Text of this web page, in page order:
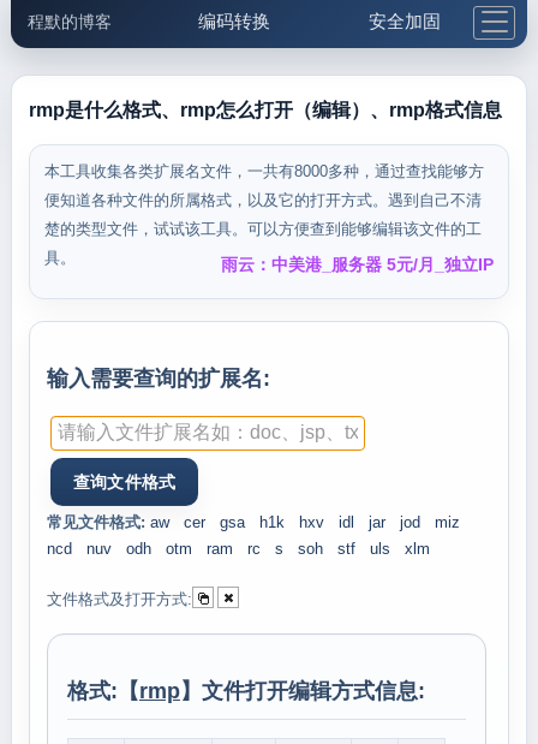
程默的博客 编码转换 安全加固
邮件工具 生活便民 更多工具
5.1支付宝大红包
rmp是什么格式、rmp怎么打开（编辑）、rmp格式信息
本工具收集各类扩展名文件，一共有8000多种，通过查找能够方
便知道各种文件的所属格式，以及它的打开方式。遇到自己不清
楚的类型文件，试试该工具。可以方便查到能够编辑该文件的工
具。
雨云：中美港_服务器 5元/月_独立IP
输入需要查询的扩展名:
常见文件格式: aw cer gsa h1k hxv idl jar jod
miz
ncd
nuv odh otm ram rc s soh stf uls xlm
文件格式及打开方式:
格式:【rmp】文件打开编辑方式信息: